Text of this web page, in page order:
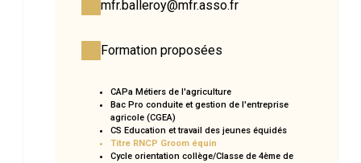
mfr.balleroy@mfr.asso.fr
Formation proposées
CAPa Métiers de l'agriculture
Bac Pro conduite et gestion de l'entreprise
agricole (CGEA)
CS Education et travail des jeunes équidés
Titre RNCP Groom équin
Cycle orientation collège/Classe de 4ème de